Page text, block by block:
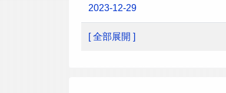
2023-12-29
[ 全部展開 ]